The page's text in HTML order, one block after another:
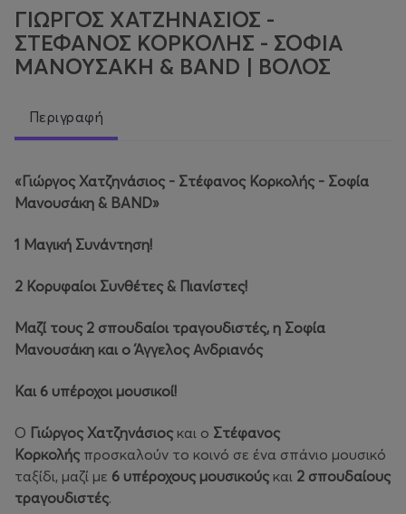
ΓΙΩΡΓΟΣ ΧΑΤΖΗΝΑΣΙΟΣ -
ΣΤΕΦΑΝΟΣ ΚΟΡΚΟΛΗΣ - ΣΟΦΙΑ
ΜΑΝΟΥΣΑΚΗ & BAND | ΒΟΛΟΣ
Περιγραφή
«Γιώργος Χατζηνάσιος - Στέφανος Κορκολής - Σοφία
Μανουσάκη & BAND»
1 Μαγική Συνάντηση!
2 Κορυφαίοι Συνθέτες & Πιανίστες!
Μαζί τους 2 σπουδαίοι τραγουδιστές, η Σοφία
Μανουσάκη και ο Άγγελος Ανδριανός
Και 6 υπέροχοι μουσικοί!
Ο Γιώργος Χατζηνάσιος και ο Στέφανος
Κορκολής προσκαλούν το κοινό σε ένα σπάνιο μουσικό
ταξίδι, μαζί με 6 υπέροχους μουσικούς και 2 σπουδαίους
τραγουδιστές.